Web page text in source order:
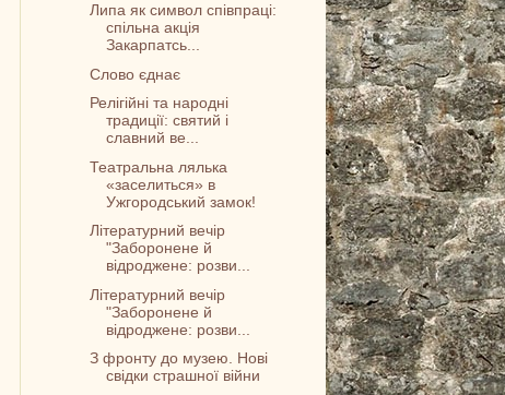
Липа як символ співпраці:
спільна акція
Закарпатсь...
Слово єднає
Релігійні та народні
традиції: святий і
славний ве...
Театральна лялька
«заселиться» в
Ужгородський замок!
Літературний вечір
"Заборонене й
відроджене: розви...
Літературний вечір
"Заборонене й
відроджене: розви...
З фронту до музею. Нові
свідки страшної війни